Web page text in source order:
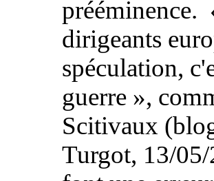
prééminence.
dirigeants
spéculation,
guerre »,
Scitivaux
Turgot, 13/